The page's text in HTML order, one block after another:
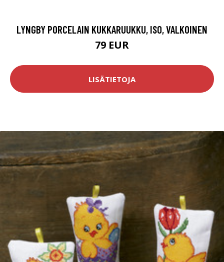
LYNGBY PORCELAIN KUKKARUUKKU, ISO, VALKOINEN
79 EUR
LISÄTIETOJA